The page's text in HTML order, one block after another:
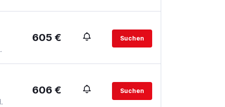
605 € Suchen
606 € Suchen